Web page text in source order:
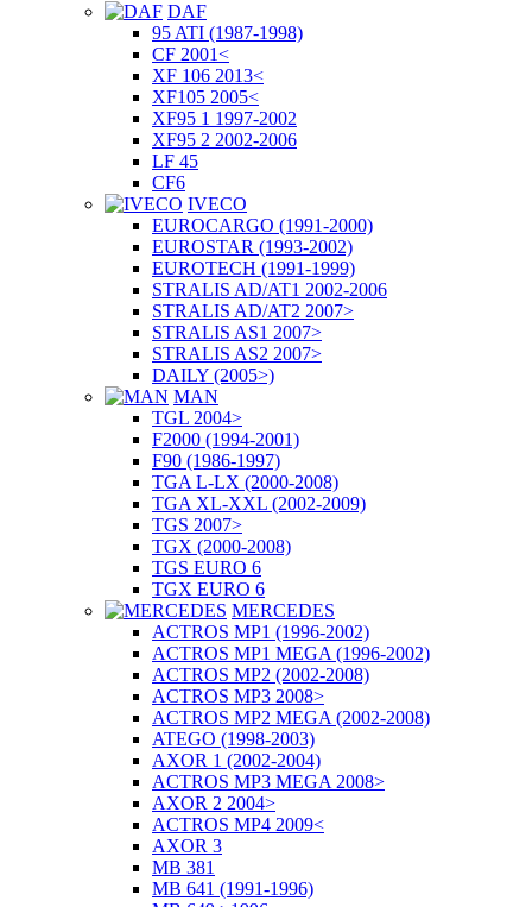
DAF
95 ATI (1987-1998)
CF 2001<
XF 106 2013<
XF105 2005<
XF95 1 1997-2002
XF95 2 2002-2006
LF 45
CF6
IVECO
EUROCARGO (1991-2000)
EUROSTAR (1993-2002)
EUROTECH (1991-1999)
STRALIS AD/AT1 2002-2006
STRALIS AD/AT2 2007>
STRALIS AS1 2007>
STRALIS AS2 2007>
DAILY (2005>)
MAN
TGL 2004>
F2000 (1994-2001)
F90 (1986-1997)
TGA L-LX (2000-2008)
TGA XL-XXL (2002-2009)
TGS 2007>
TGX (2000-2008)
TGS EURO 6
TGX EURO 6
MERCEDES
ACTROS MP1 (1996-2002)
ACTROS MP1 MEGA (1996-2002)
ACTROS MP2 (2002-2008)
ACTROS MP3 2008>
ACTROS MP2 MEGA (2002-2008)
ATEGO (1998-2003)
AXOR 1 (2002-2004)
ACTROS MP3 MEGA 2008>
AXOR 2 2004>
ACTROS MP4 2009<
AXOR 3
MB 381
MB 641 (1991-1996)